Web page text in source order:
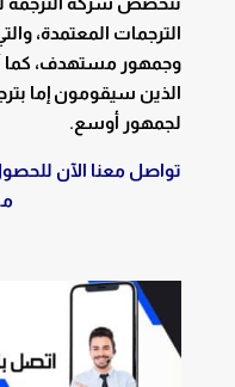
الترجمات المعتمدة،
وجمهور مستهدف، كما
الذين سيقومون إما
لجمهور أوسع.
تواصل معنا الآن